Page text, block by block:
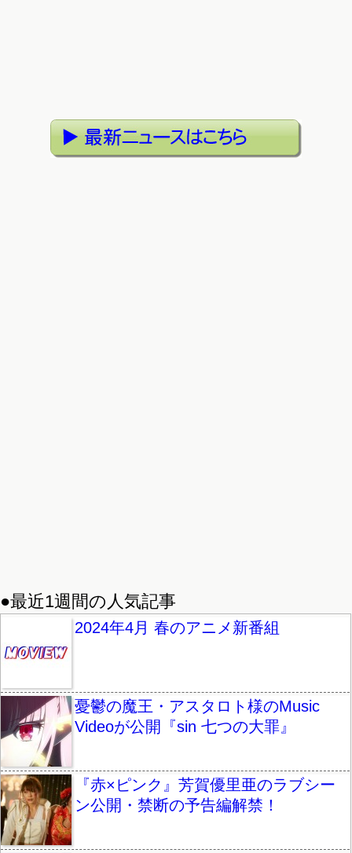
●最近1週間の人気記事
2024年4月 春のアニメ新番組
憂鬱の魔王・アスタロト様のMusic
Videoが公開『sin 七つの大罪』
『赤×ピンク』芳賀優里亜のラブシー
ン公開・禁断の予告編解禁！